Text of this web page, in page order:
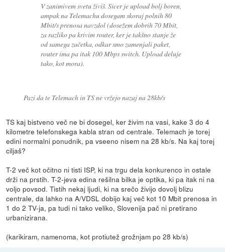
V zanimivem svetu živiš. Sicer je upload bolj boren,
ampak na Telemachu dosegam skoraj polnih 80
Mbit/s prenosa navzdol (dosežem dobrih 70 Mbit,
za razliko pa krivim router, ker je takšno stanje že
od samega začetka, odkar smo zamenjali paket,
router ima pa itak 100 Mbps switch. Upload deluje
tako, kot mora).
Pazi da te Telemach in TS ne vržejo nazaj na 28kb/s
TS kaj bistveno več ne bi dosegel, ker živim na vasi, kake 3 do 4
kilometre telefonskega kabla stran od centrale. Telemach je torej
edini normalni ponudnik, pa vseeno nisem na 28 kb/s. Na kaj torej
ciljaš?
T-2 več kot očitno ni tisti ISP, ki na trgu dela konkurenco in ostale
drži na prstih. T-2-jeva edina rešilna bilka je optika, ki pa itak ni na
voljo povsod. Tistih nekaj ljudi, ki na srečo živijo dovolj blizu
centrale, da lahko na A/VDSL dobijo kaj več kot 10 Mbit prenosa in
1 do 2 TV-ja, pa tudi ni tako veliko, Slovenija pač ni pretirano
urbanizirana.
(karikiram, namenoma, kot protiutež grožnjam po 28 kb/s)